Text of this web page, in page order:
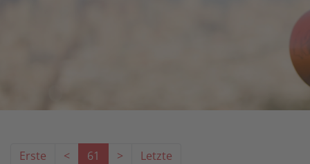
Erste < 61 > Letzte